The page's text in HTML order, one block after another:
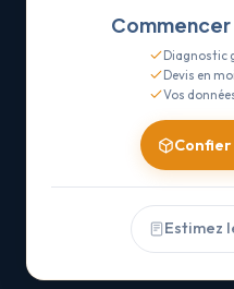
Diagnostic
Devis en
Vos
Estimez